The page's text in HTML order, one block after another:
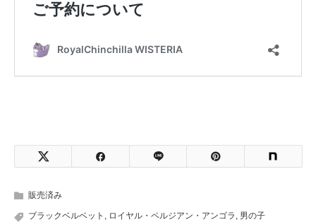
販売済み
ブラックベルベット , ロイヤル・ペルジアン・アンゴラ , 男の子